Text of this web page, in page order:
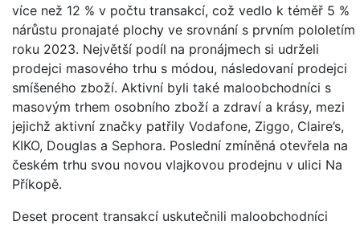
více než 12 % v počtu transakcí, což vedlo k téměř 5 %
nárůstu pronajaté plochy ve srovnání s prvním pololetím
roku 2023. Největší podíl na pronájmech si udrželi
prodejci masového trhu s módou, následovaní prodejci
smíšeného zboží. Aktivní byli také maloobchodníci s
masovým trhem osobního zboží a zdraví a krásy, mezi
jejichž aktivní značky patřily Vodafone, Ziggo, Claire’s,
KIKO, Douglas a Sephora. Poslední zmíněná otevřela na
českém trhu svou novou vlajkovou prodejnu v ulici Na
Příkopě.
Deset procent transakcí uskutečnili maloobchodníci